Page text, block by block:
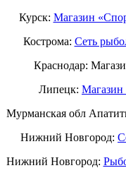
Курск: Магазин
Кострома: Сеть
Краснодар:
Липецк: Магазин
Мурманская обл
Нижний Новгород:
Нижний Новгород: